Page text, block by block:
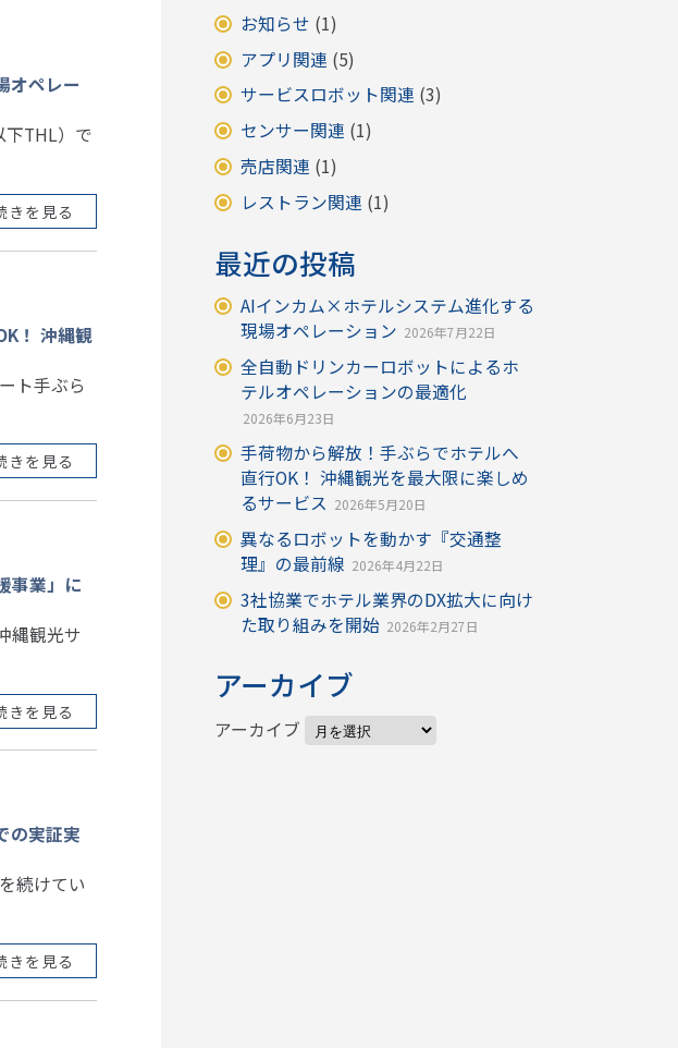
オペレー
下THL）で
きを見る
！ 沖縄観
ト手ぶら
きを見る
事業」に
縄観光サ
きを見る
の実証実
続けてい
きを見る
お知らせ (1)
アプリ関連 (5)
サービスロボット関連 (3)
センサー関連 (1)
売店関連 (1)
レストラン関連 (1)
最近の投稿
AIインカム×ホテルシステム進化する
現場オペレーション 2026年7月22日
全自動ドリンカーロボットによるホ
テルオペレーションの最適化
2026年6月23日
手荷物から解放！手ぶらでホテルへ
直行OK！ 沖縄観光を最大限に楽しめ
るサービス 2026年5月20日
異なるロボットを動かす『交通整
理』の最前線 2026年4月22日
3社協業でホテル業界のDX拡大に向け
た取り組みを開始 2026年2月27日
アーカイブ
アーカイブ